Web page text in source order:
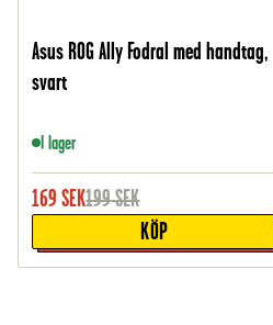
Asus ROG Ally Fodral med handtag,
svart
I lager
169 SEK199SEK
KÖP